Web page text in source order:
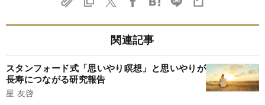
関連記事
スタンフォード式「思いやり瞑想」と思いやりが
長寿につながる研究報告
星 友啓